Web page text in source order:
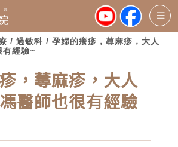
/ 過敏科 / 孕婦的癢疹，蕁麻疹，大人
有經驗~
，蕁麻疹，大人
醫師也很有經驗